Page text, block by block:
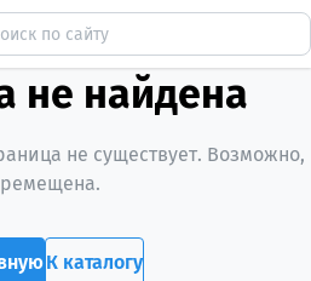
не найдена
не существует. Возможно,
К каталогу